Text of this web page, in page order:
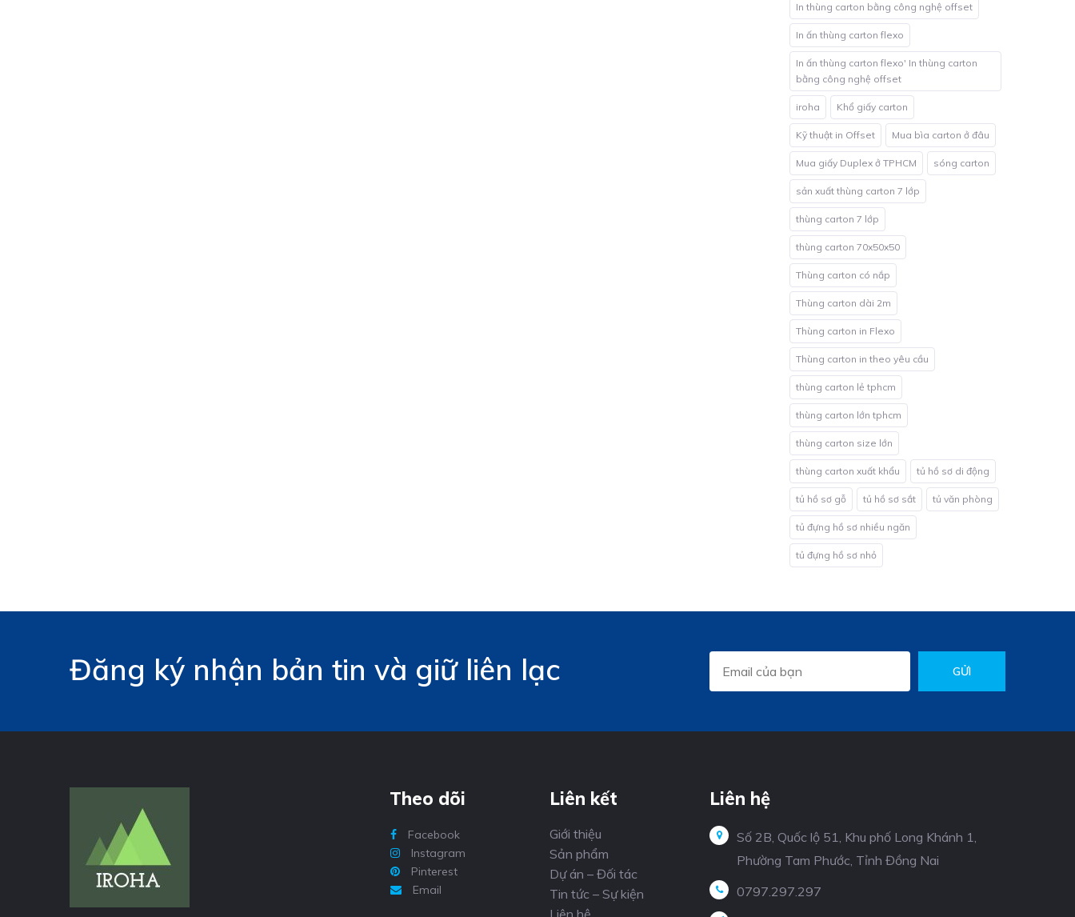
In thùng carton bằng công nghệ offset
In ấn thùng carton flexo
In ấn thùng carton flexo' In thùng carton
bằng công nghệ offset
iroha Khổ giấy carton
Kỹ thuật in Offset Mua bìa carton ở đâu
Mua giấy Duplex ở TPHCM sóng carton
sản xuất thùng carton 7 lớp
thùng carton 7 lớp
thùng carton 70x50x50
Thùng carton có nắp
Thùng carton dài 2m
Thùng carton in Flexo
Thùng carton in theo yêu cầu
thùng carton lẻ tphcm
thùng carton lớn tphcm
thùng carton size lớn
thùng carton xuất khẩu tủ hồ sơ di động
tủ hồ sơ gỗ tủ hồ sơ sắt tủ văn phòng
tủ đựng hồ sơ nhiều ngăn
tủ đựng hồ sơ nhỏ
Đăng ký nhận bản tin và giữ liên lạc GỬI
Theo dõi
Facebook
Instagram
Pinterest
Email
Liên kết
Giới thiệu
Sản phẩm
Dự án – Đối tác
Tin tức – Sự kiện
Liên hệ
Liên hệ
Số 2B, Quốc lộ 51, Khu phố Long Khánh 1,
Phường Tam Phước, Tỉnh Đồng Nai
0797.297.297